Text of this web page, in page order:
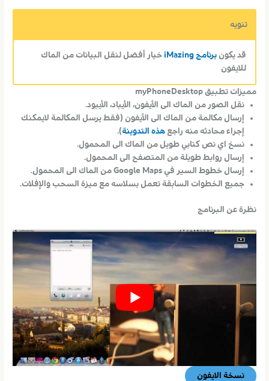
تنويه
قد يكونبرنامج iMazing
خيار أفضل لنقل البيانات من الماك
للايفون
مميزات تطبيق myPhoneDesktop
نقل الصور من الماك الى الأيفون، الأيباد، الأيبود.
إرسال مكالمة من الماك الى الأيفون (فقط يرسل المكالمة لايمكنك
إجراء محادثه منه راجعهذه التدوينة).
نسخ اي نص كتابي طويل من الماك الى المحمول.
إرسال روابط طويلة من المتصفح الى المحمول.
إرسال خطوط السير في Google Maps من الماك الى المحمول.
جميع الخطوات السابقة تعمل بسلاسه مع ميزة السحب والإفلات.
نظرة عن البرنامج
نسخة الايفون